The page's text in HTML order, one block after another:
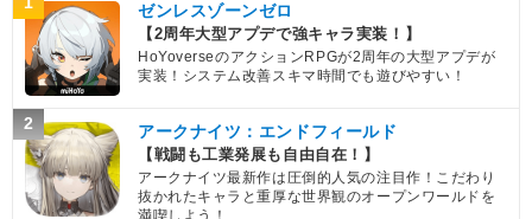
ゼンレスゾーンゼロ
【2周年大型アプデで強キャラ実装！】
HoYoverseのアクションRPGが2周年の大型アプデが
実装！システム改善スキマ時間でも遊びやすい！
2 アークナイツ：エンドフィールド
【戦闘も工業発展も自由自在！】
アークナイツ最新作は圧倒的人気の注目作！こだわり
抜かれたキャラと重厚な世界観のオープンワールドを
満喫しよう！